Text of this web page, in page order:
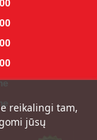
reikalingi tam,
jūsų